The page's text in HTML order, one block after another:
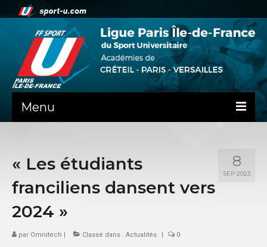
Menu
LA LIFSU
ADMINISTRATIF
SPORTS CO
SPORTS IND
8
SEP 2023
« Les étudiants
franciliens dansent vers
2024 »
par Omnitech | Classé dans : Actualités | 0